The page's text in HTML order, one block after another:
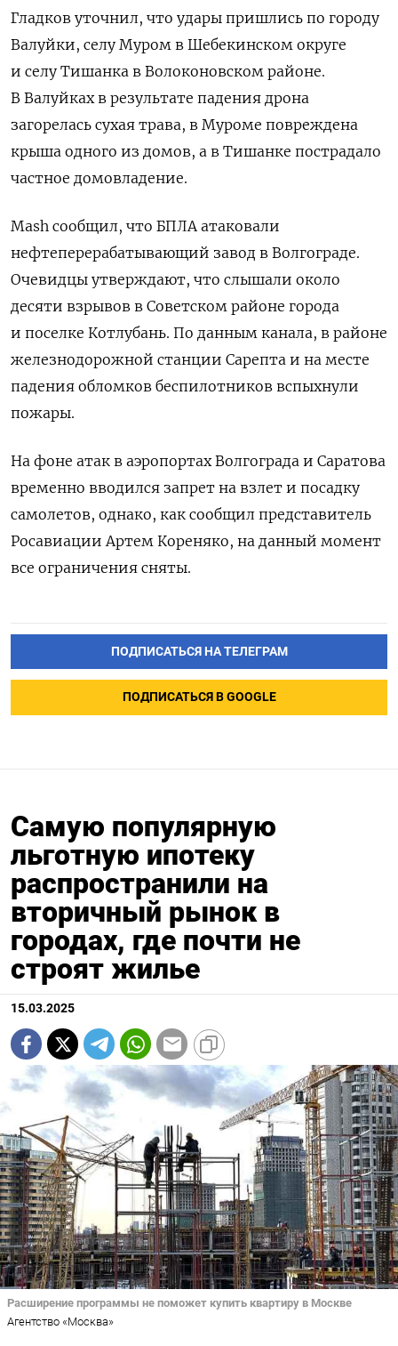
Гладков уточнил, что удары пришлись по городу
Валуйки, селу Муром в Шебекинском округе
и селу Тишанка в Волоконовском районе.
В Валуйках в результате падения дрона
загорелась сухая трава, в Муроме повреждена
крыша одного из домов, а в Тишанке пострадало
частное домовладение.
Mash сообщил, что БПЛА атаковали
нефтеперерабатывающий завод в Волгограде.
Очевидцы утверждают, что слышали около
десяти взрывов в Советском районе города
и поселке Котлубань. По данным канала, в районе
железнодорожной станции Сарепта и на месте
падения обломков беспилотников вспыхнули
пожары.
На фоне атак в аэропортах Волгограда и Саратова
временно вводился запрет на взлет и посадку
самолетов, однако, как сообщил представитель
Росавиации Артем Кореняко, на данный момент
все ограничения сняты.
ПОДПИСАТЬСЯ НА ТЕЛЕГРАМ
ПОДПИСАТЬСЯ В GOOGLE
Самую популярную
льготную ипотеку
распространили на
вторичный рынок в
городах, где почти не
строят жилье
15.03.2025
Расширение программы не поможет купить квартиру в Москве
Агентство «Москва»